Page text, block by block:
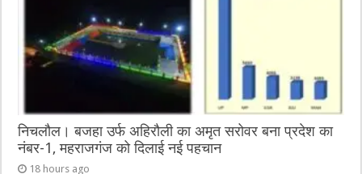
निचलौल। बजहा उर्फ अहिरौली का अमृत सरोवर बना प्रदेश का
नंबर-1, महराजगंज को दिलाई नई पहचान
18 hours ago